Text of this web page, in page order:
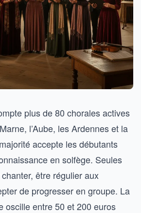
plus de 80 chorales actives
l’Aube, les Ardennes et la
accepte les débutants
en solfège. Seules
être régulier aux
de progresser en groupe. La
oscille entre 50 et 200 euros